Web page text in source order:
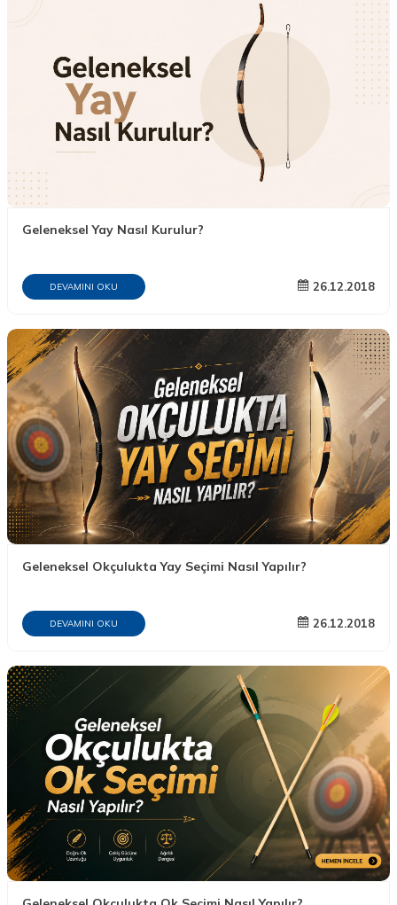
Geleneksel Yay Nasıl Kurulur?
DEVAMINI OKU 26.12.2018
Geleneksel Okçulukta Yay Seçimi Nasıl Yapılır?
DEVAMINI OKU 26.12.2018